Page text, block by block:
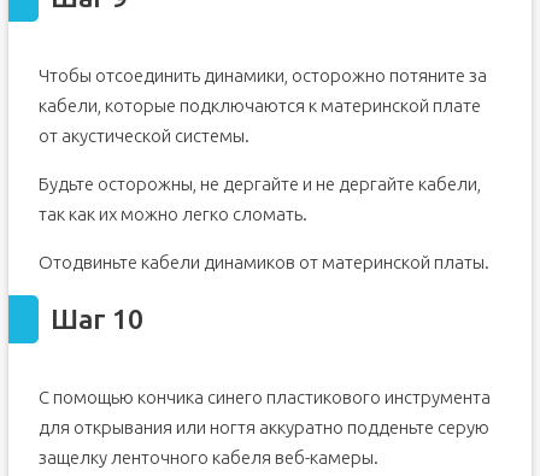
Чтобы отсоединить динамики, осторожно потяните за
кабели, которые подключаются к материнской плате
от акустической системы.
Будьте осторожны, не дергайте и не дергайте кабели,
так как их можно легко сломать.
Отодвиньте кабели динамиков от материнской платы.
Шаг 10
С помощью кончика синего пластикового инструмента
для открывания или ногтя аккуратно подденьте серую
защелку ленточного кабеля веб-камеры.